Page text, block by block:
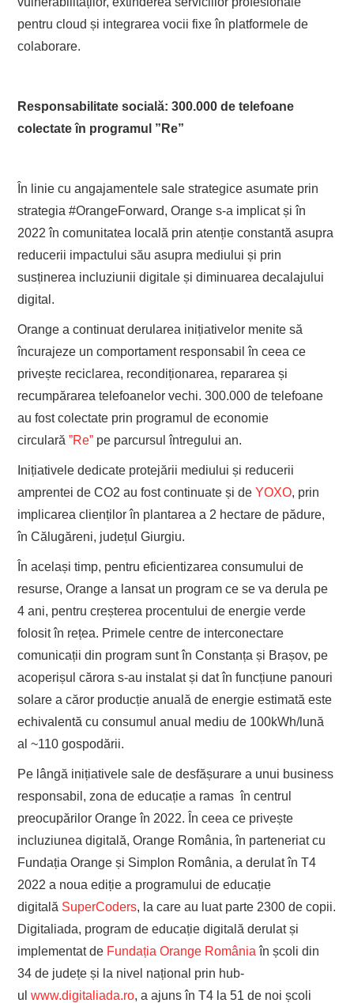
pentru cloud și integrarea vocii fixe în platformele de
colaborare.
Responsabilitate socială: 300.000 de telefoane
colectate în programul ”Re”
În linie cu angajamentele sale strategice asumate prin
strategia #OrangeForward, Orange s-a implicat și în
2022 în comunitatea locală prin atenție constantă asupra
reducerii impactului său asupra mediului și prin
susținerea incluziunii digitale și diminuarea decalajului
digital.
Orange a continuat derularea inițiativelor menite să
încurajeze un comportament responsabil în ceea ce
privește reciclarea, recondiționarea, repararea și
recumpărarea telefoanelor vechi. 300.000 de telefoane
au fost colectate prin programul de economie
circulară”Re” pe parcursul întregului an.
Inițiativele dedicate protejării mediului și reducerii
amprentei de CO2 au fost continuate și deYOXO, prin
implicarea clienților în plantarea a 2 hectare de pădure,
în Călugăreni, județul Giurgiu.
În același timp, pentru eficientizarea consumului de
resurse, Orange a lansat un program ce se va derula pe
4 ani, pentru creșterea procentului de energie verde
folosit în rețea. Primele centre de interconectare
comunicații din program sunt în Constanța și Brașov, pe
acoperișul cărora s-au instalat și dat în funcțiune panouri
solare a căror producție anuală de energie estimată este
echivalentă cu consumul anual mediu de 100kWh/lună
al ~110 gospodării.
Pe lângă inițiativele sale de desfășurare a unui business
responsabil, zona de educație a ramas în centrul
preocupărilor Orange în 2022. În ceea ce privește
incluziunea digitală, Orange România, în parteneriat cu
Fundația Orange și Simplon România, a derulat în T4
2022 a noua ediție a programului de educație
digitală SuperCoders, la care au luat parte 2300 de copii.
Digitaliada, program de educație digitală derulat și
implementat de Fundația Orange România în școli din
34 de județe și la nivel național prin hub-
ulwww.digitaliada.ro, a ajuns în T4 la 51 de noi școli